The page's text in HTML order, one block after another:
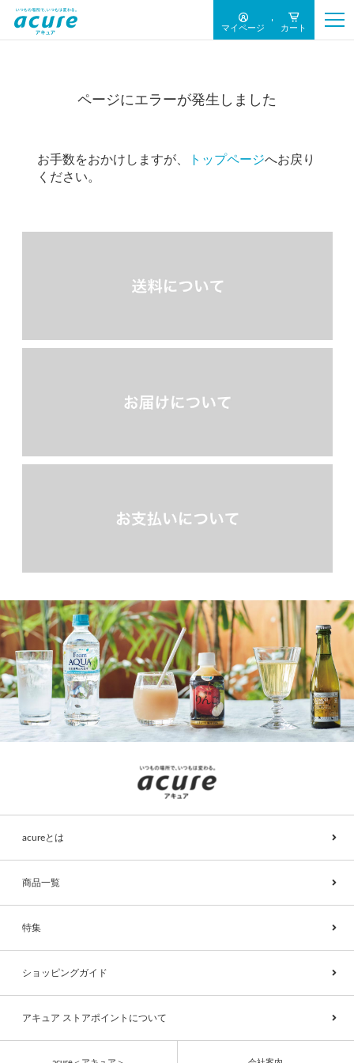
マイページ カート
ページにエラーが発生しました
お手数をおかけしますが、 トップページへお戻り
ください。
acureとは
商品一覧
特集
ショッピングガイド
アキュア ストアポイントについて